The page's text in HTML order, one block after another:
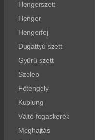
Hengerszett
Henger
Hengerfej
Dugattyú szett
Gyűrű szett
Szelep
Főtengely
Kuplung
Váltó fogaskerék
Meghajtás